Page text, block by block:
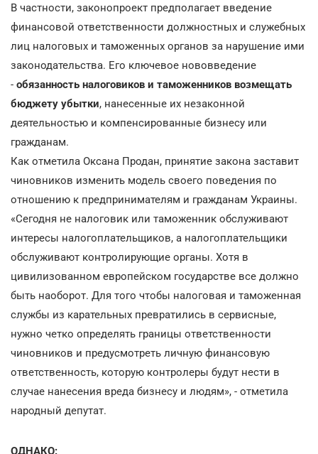
В частности, законопроект предполагает введение
финансовой ответственности должностных и служебных
лиц налоговых и таможенных органов за нарушение ими
законодательства. Его ключевое нововведение
- обязанность налоговиков и таможенников возмещать
бюджету убытки, нанесенные их незаконной
деятельностью и компенсированные бизнесу или
гражданам.
Как отметила Оксана Продан, принятие закона заставит
чиновников изменить модель своего поведения по
отношению к предпринимателям и гражданам Украины.
«Сегодня не налоговик или таможенник обслуживают
интересы налогоплательщиков, а налогоплательщики
обслуживают контролирующие органы. Хотя в
цивилизованном европейском государстве все должно
быть наоборот. Для того чтобы налоговая и таможенная
службы из карательных превратились в сервисные,
нужно четко определять границы ответственности
чиновников и предусмотреть личную финансовую
ответственность, которую контролеры будут нести в
случае нанесения вреда бизнесу и людям», - отметила
народный депутат.
ОДНАКО: